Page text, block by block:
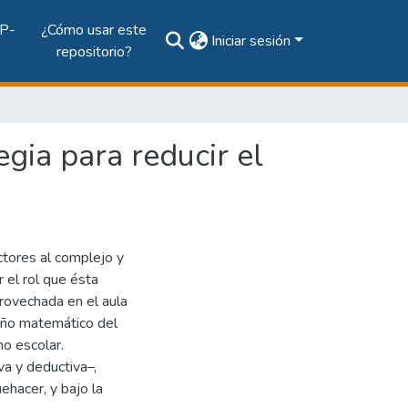
¿Cómo usar este
repositorio?
Iniciar sesión
para reducir el
al complejo y
el rol que ésta
en el aula
matemático del
escolar.
y deductiva–,
y bajo la